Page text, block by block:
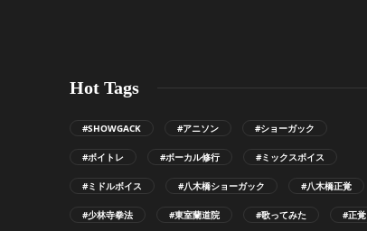
Hot Tags
#SHOWGACK #アニソン #ショーガック
#ボイトレ #ボーカル修行 #ミックスボイス
#ミドルボイス #八木橋ショーガック #八木橋正覚
#少林寺拳法 #東室蘭道院 #歌ってみた #正覚